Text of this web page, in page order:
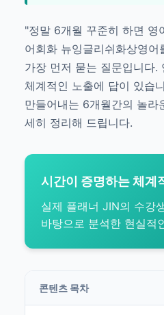
"정말 6개월 꾸준히 하면 영
어회화 뉴잉글리쉬화상영어
가장 먼저 묻는 질문입니다.
체계적인 노출에 답이 있습
만들어내는 6개월간의 놀
세히 정리해 드립니다.
시간이 증명하는 체계
실제 플래너 JIN의 수강
바탕으로 분석한 현실적
콘텐츠 목차